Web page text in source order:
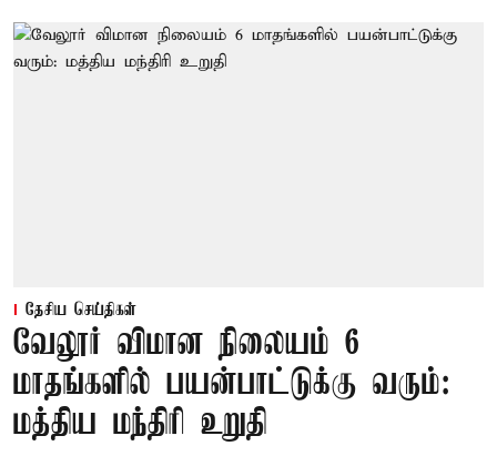
தேசிய செய்திகள்
வேலூர் விமான நிலையம் 6
மாதங்களில் பயன்பாட்டுக்கு வரும்:
மத்திய மந்திரி உறுதி